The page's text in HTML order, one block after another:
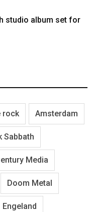
studio album set for
rock Amsterdam
Sabbath
Media
Doom Metal
Engeland